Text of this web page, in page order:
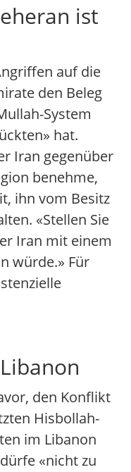
ist
auf die
den Beleg
System
hat.
Iran gegenüber
benehme,
ihn vom Besitz
«Stellen Sie
Iran mit einem
würde.» Für
den Konflikt
Hisbollah-
im Libanon
«nicht zu